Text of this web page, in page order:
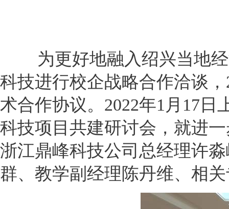
为更好地融入绍兴当地
科技进行校企战略合作洽谈，
术合作协议。 2022年1 月 17 日
科技项目共建研讨会，就进
浙江鼎峰科技公司总经理许
群、教学副经理陈丹维、相